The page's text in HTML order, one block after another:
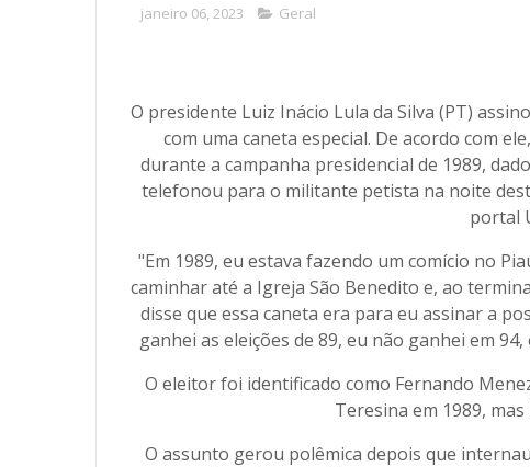
janeiro 06, 2023 Geral
O presidente Luiz Inácio Lula da Silva (PT)
com uma caneta especial. De acordo com
durante a campanha presidencial de 1989,
telefonou para o militante petista na noite
portal
"Em 1989, eu estava fazendo um comício no
caminhar até a Igreja São Benedito e, ao
disse que essa caneta era para eu assinar a
ganhei as eleições de 89, eu não ganhei em
O eleitor foi identificado como Fernando
Teresina em 1989,
O assunto gerou polêmica depois que